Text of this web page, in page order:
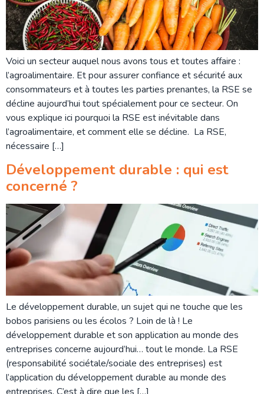
Voici un secteur auquel nous avons tous et toutes affaire :
l’agroalimentaire. Et pour assurer confiance et sécurité aux
consommateurs et à toutes les parties prenantes, la RSE se
décline aujourd’hui tout spécialement pour ce secteur. On
vous explique ici pourquoi la RSE est inévitable dans
l’agroalimentaire, et comment elle se décline. La RSE,
nécessaire […]
Développement durable : qui est
concerné ?
Le développement durable, un sujet qui ne touche que les
bobos parisiens ou les écolos ? Loin de là ! Le
développement durable et son application au monde des
entreprises concerne aujourd’hui… tout le monde. La RSE
(responsabilité sociétale/sociale des entreprises) est
l’application du développement durable au monde des